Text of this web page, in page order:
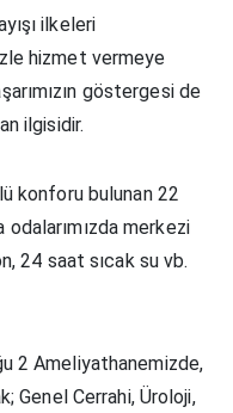
ilkeleri
hizmet vermeye
göstergesi de
ilgisidir.
konforu bulunan 22
merkezi
24 saat sıcak su vb.
2 Ameliyathanemizde,
Genel Cerrahi, Üroloji,